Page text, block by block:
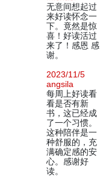
无意间想起过
来好读怀念一
下。竟然是惊
喜！好读活过
来了！感恩 感
谢。
2023/11/5
angsila
每周上好读看
看是否有新
书，这已经成
了一个习惯。
这种陪伴是一
种舒服的，充
满确定感的安
心。感谢好
读。